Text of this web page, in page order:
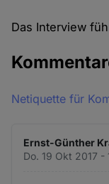
Das Interview
Netiquette für
Ernst-Günther
Do. 19 Okt 2017 -